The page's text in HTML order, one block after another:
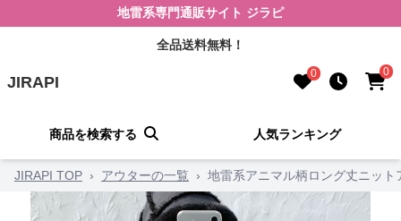
地雷系専門通販サイト ジラピ
全品送料無料！
JIRAPI 0 0
商品を検索する 人気ランキング
JIRAPI TOP › アウターの一覧 › 地雷系アニマル柄ロング丈ニット